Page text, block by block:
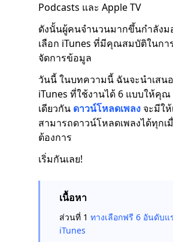
Podcasts และ Apple TV
ดังนั้นผู้คนจำนวนมากขึ้นกำลังม
เลือก iTunes ที่มีคุณสมบัติในกา
จัดการข้อมูล
วันนี้ ในบทความนี้ ฉันจะนำเสน
iTunes ที่ใช้งานได้ 6 แบบให้คุ
เดียวกัน ดาวน์โหลดเพลง จะมีใ
สามารถดาวน์โหลดเพลงได้ทุก
ต้องการ
เริ่มกันเลย!
เนื้อหา
ส่วนที่ 1 ทางเลือกฟรี 6 อันดับแ
iTunes